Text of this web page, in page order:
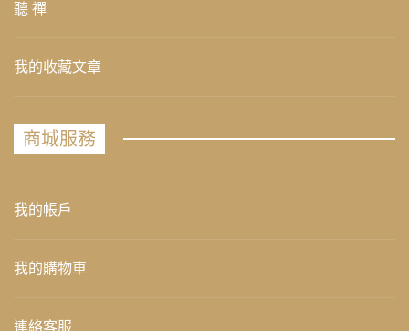
聽 禪
我的收藏文章
商城服務
我的帳戶
我的購物車
連絡客服